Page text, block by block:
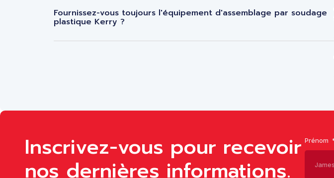
Fournissez-vous toujours l'équipement d'assemblage par soudage
plastique Kerry ?
Inscrivez-vous pour recevoir
nos dernières informations.
Prénom